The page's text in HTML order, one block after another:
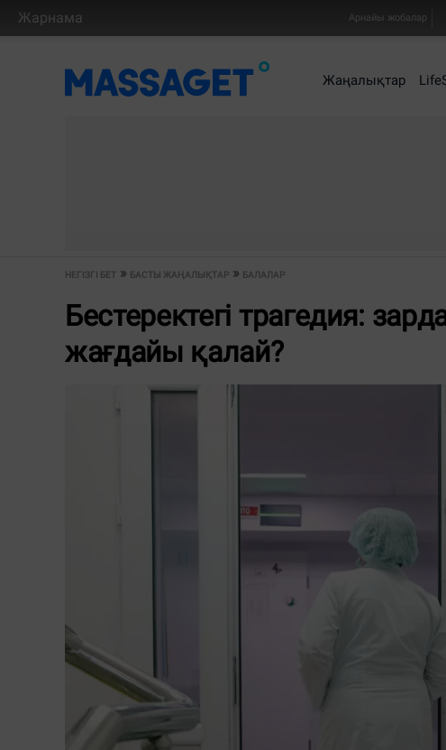
Жарнама Арнайы жобалар
Жаңалықтар
НЕГІЗГІ БЕТ БАСТЫ ЖАҢАЛЫҚТАР БАЛАЛАР
Бестеректегі трагедия:
жағдайы қалай?